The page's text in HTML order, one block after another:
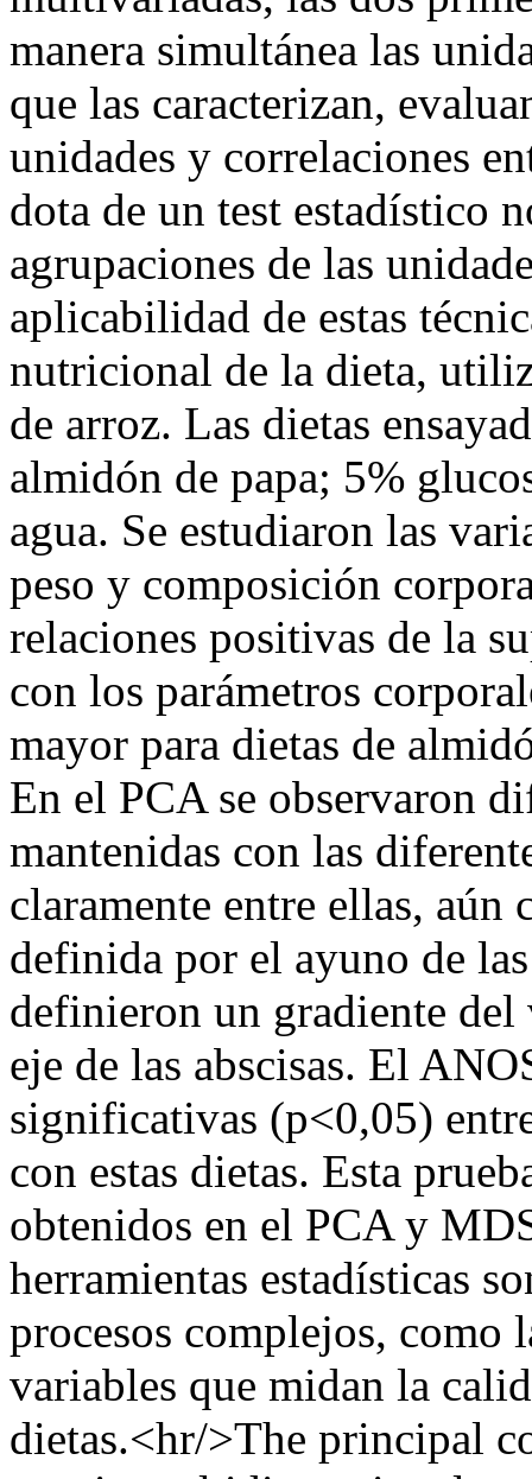
manera simultánea las
que las caracterizan,
unidades y correlaciones
dota de un test estadístico
agrupaciones de las
aplicabilidad de estas
nutricional de la dieta,
de arroz. Las dietas
almidón de papa; 5%
agua. Se estudiaron las
peso y composición
relaciones positivas de la
con los parámetros
mayor para dietas de
En el PCA se observaron
mantenidas con las
claramente entre ellas,
definida por el ayuno de
definieron un gradiente
eje de las abscisas. El
significativas (p<0,05)
con estas dietas. Esta
obtenidos en el PCA y
herramientas estadísticas
procesos complejos, como
variables que midan la
dietas.<hr/>The principal